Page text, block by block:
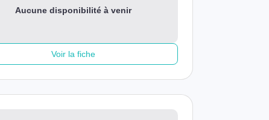
Aucune disponibilité à venir
Voir la fiche